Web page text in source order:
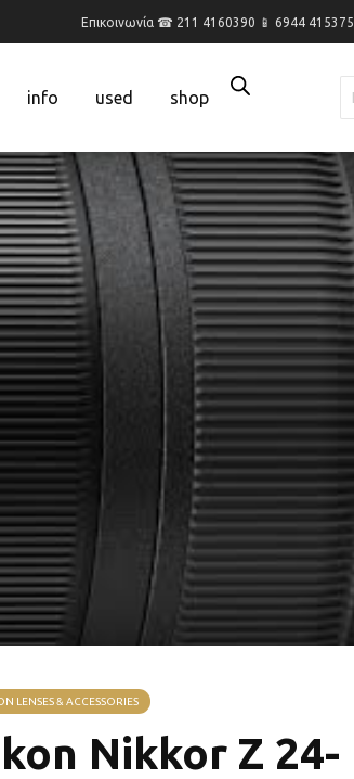
Επικοινωνία ☎ 211 4160390 📱 6944 415375
info used shop
LENSES & ACCESSORIES
Nikkor Z 24-